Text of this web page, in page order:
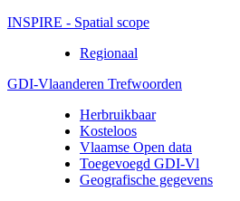
INSPIRE - Spatial scope
Regionaal
GDI-Vlaanderen Trefwoorden
Herbruikbaar
Kosteloos
Vlaamse Open data
Toegevoegd GDI-Vl
Geografische gegevens